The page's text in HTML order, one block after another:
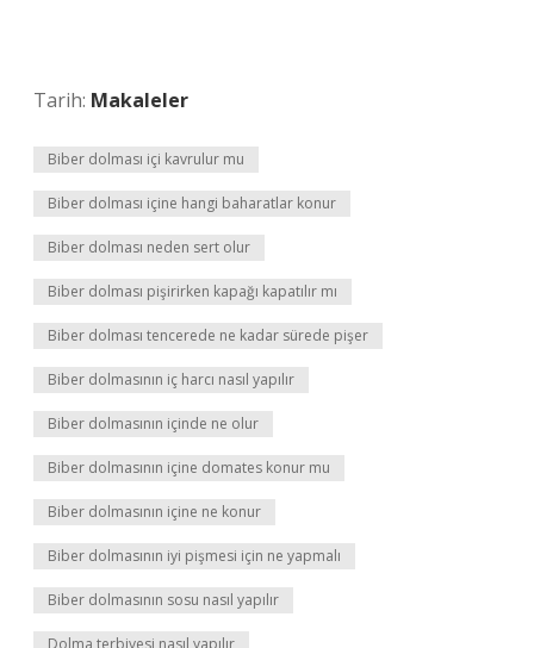
Tarih: Makaleler
Biber dolması içi kavrulur mu
Biber dolması içine hangi baharatlar konur
Biber dolması neden sert olur
Biber dolması pişirirken kapağı kapatılır mı
Biber dolması tencerede ne kadar sürede pişer
Biber dolmasının iç harcı nasıl yapılır
Biber dolmasının içinde ne olur
Biber dolmasının içine domates konur mu
Biber dolmasının içine ne konur
Biber dolmasının iyi pişmesi için ne yapmalı
Biber dolmasının sosu nasıl yapılır
Dolma terbiyesi nasıl yapılır